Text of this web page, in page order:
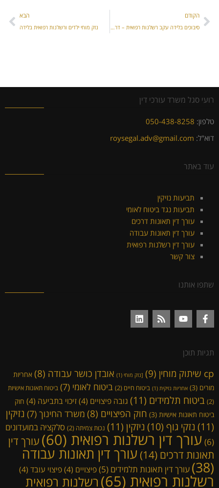
הקודם
סיבוכים בלידה עקב רשלנות רפואית – דרכי התמודדות
הבא
נזק מוחי ילדים ורשלנות רפואית בלידה
רועי סגל משרד עורכי דין
טלפון: 050-438-8258
דוא"ל: roysegal.adv@gmail.com
עוד באתר
תביעות נזיקין
תביעות נגד ביטוח לאומי
עורך דין תאונות דרכים
עורך דין תאונות עבודה
עורך דין רשלנות רפואית
צור קשר
שתפו אותנו
תגיות תוכן
cp שיתוק מוחין (9) [נזק מוחי (1) אובדן כושר עבודה (8)
אחריות
מורים (3) אחריות נזיקית (1) ביטוח חיים (2) ביטוח לאומי (7)
ביטוח תאונות אישיות
(2)
ביטוח תלמידים (11) גובה פיצויים (4) זיכוי בתביעה (4)
חוק
ביטוח תאונות אישיות (3) חוק הפיצויים (8) משרד החינוך (7)
נזיקין
(11)
נזקי גוף (10) ניזקין (11) נכות צמיתה (2)
סלקציה במועדונים
(6)
עורך דין רשלנות רפואית (60)
עורך דין
תאונות דרכים (14) עורך דין תאונות עבודה
(38) עורך דין תאונות תלמידים (5) פיצויים (4) פיצוי עובד (4)
רשלנות רפואית (65)
רשלנות רפואית